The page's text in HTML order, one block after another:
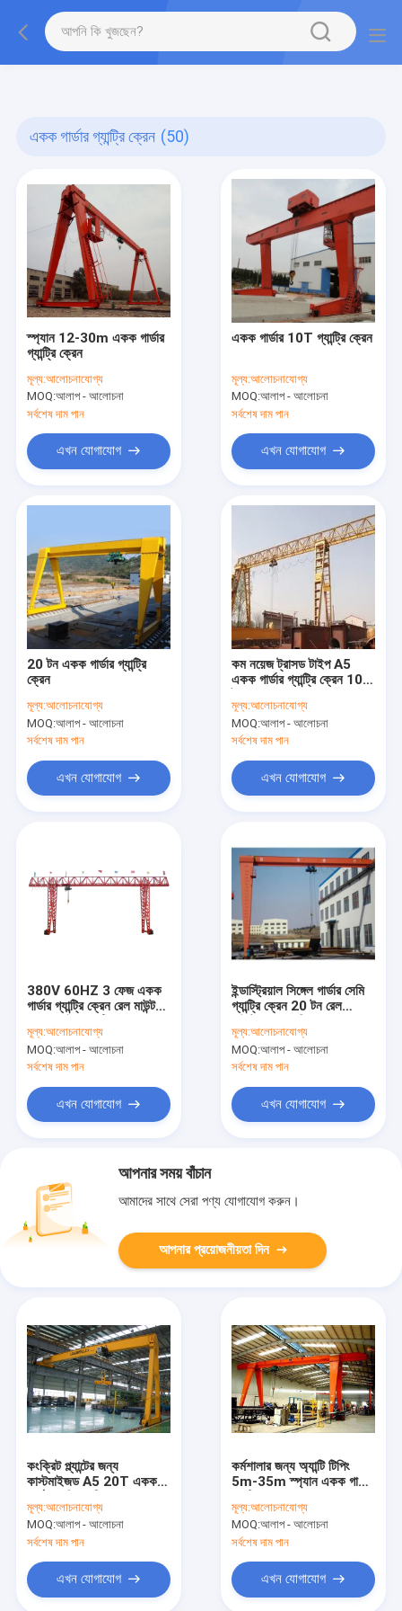
gtag('config', 'G-QWE9HWC3PF', {cookie_flags:
"SameSite=None;Secure"});
একক গার্ডার গ্যান্ট্রি ক্রেন (50)
স্প্যান 12-30m একক গার্ডার
গ্যান্ট্রি ক্রেন
মূল্য:আলোচনাযোগ্য
MOQ:আলাপ - আলোচনা
সর্বশেষ দাম পান
এখন যোগাযোগ
একক গার্ডার 10T গ্যান্ট্রি ক্রেন
মূল্য:আলোচনাযোগ্য
MOQ:আলাপ - আলোচনা
সর্বশেষ দাম পান
এখন যোগাযোগ
20 টন একক গার্ডার গ্যান্ট্রি
ক্রেন
মূল্য:আলোচনাযোগ্য
MOQ:আলাপ - আলোচনা
সর্বশেষ দাম পান
এখন যোগাযোগ
কম নয়েজ ট্রাসড টাইপ A5
একক গার্ডার গ্যান্ট্রি ক্রেন 10
মূল্য:আলোচনাযোগ্য
MOQ:আলাপ - আলোচনা
সর্বশেষ দাম পান
এখন যোগাযোগ
380V 60HZ 3 ফেজ একক
গার্ডার গ্যান্ট্রি ক্রেন রেল মাউন্ট
মূল্য:আলোচনাযোগ্য
MOQ:আলাপ - আলোচনা
সর্বশেষ দাম পান
এখন যোগাযোগ
ইন্ডাস্ট্রিয়াল সিঙ্গেল গার্ডার সেমি
গ্যান্ট্রি ক্রেন 20 টন রেল
মূল্য:আলোচনাযোগ্য
MOQ:আলাপ - আলোচনা
সর্বশেষ দাম পান
এখন যোগাযোগ
আপনার সময় বাঁচান
আমাদের সাথে সেরা পণ্য যোগাযোগ করুন।
আপনার প্রয়োজনীয়তা দিন
কংক্রিট প্ল্যান্টের জন্য
কাস্টমাইজড A5 20T একক
মূল্য:আলোচনাযোগ্য
MOQ:আলাপ - আলোচনা
সর্বশেষ দাম পান
এখন যোগাযোগ
কর্মশালার জন্য অ্যান্টি টিপিং
5m-35m স্প্যান একক গার্ডার
মূল্য:আলোচনাযোগ্য
MOQ:আলাপ - আলোচনা
সর্বশেষ দাম পান
এখন যোগাযোগ